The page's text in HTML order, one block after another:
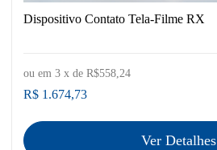
Dispositivo Contato Tela-Filme RX
R$ 1.674,73
ou em 3 x de R$558,24
Ver Detalhes